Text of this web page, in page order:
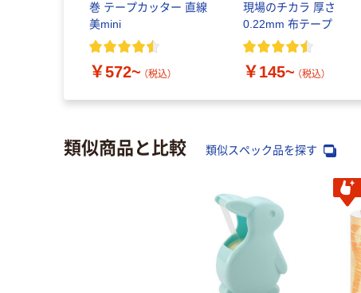
巻 テープカッター 直線
美mini
￥572~ （税込）
現場のチカラ 厚さ
0.22mm 布テープ
￥145~ （税込）
類似商品と比較 類似スペック品を探す